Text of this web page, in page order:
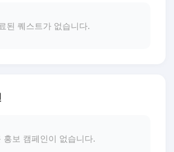
된 퀘스트가 없습니다.
홍보 캠페인이 없습니다.